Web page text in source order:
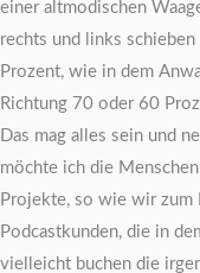
einer altmodischen
rechts und links
Prozent, wie in dem
Richtung 70 oder 60
Das mag alles sein und
möchte ich die
Projekte, so wie wir
Podcastkunden, die in
vielleicht buchen die